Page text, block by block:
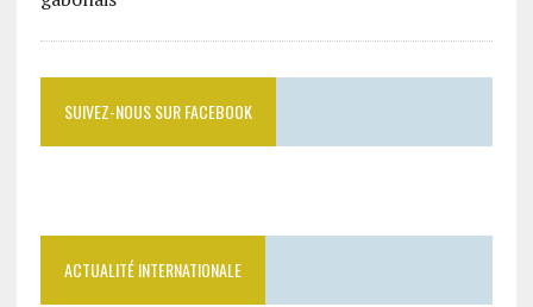
SUIVEZ-NOUS SUR FACEBOOK
ACTUALITÉ INTERNATIONALE